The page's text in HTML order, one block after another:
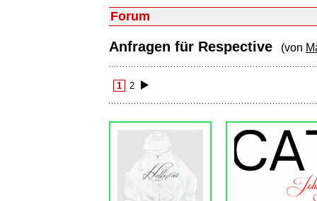
Forum
Anfragen für Respective (von
1 2